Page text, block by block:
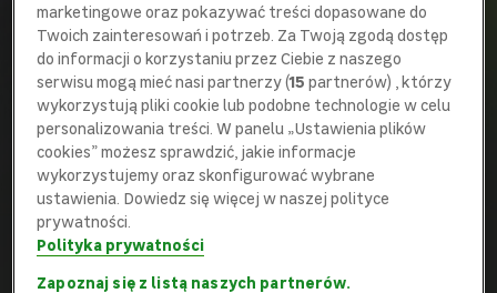
Wszystkie oferty
Znaleziono3oferty
Menedżer / Menedżerka rozwoju
platformy
marketingowe oraz pokazywać treści dopasowane do
Twoich zainteresowań i potrzeb. Za Twoją zgodą dostęp
do informacji o korzystaniu przez Ciebie z naszego
serwisu mogą mieć nasi partnerzy (15 partnerów) , którzy
wykorzystują pliki cookie lub podobne technologie w celu
personalizowania treści. W panelu „Ustawienia plików
cookies” możesz sprawdzić, jakie informacje
wykorzystujemy oraz skonfigurować wybrane
ustawienia. Dowiedz się więcej w naszej polityce
prywatności.
Polityka prywatności
Zapoznaj się z listą naszych partnerów.